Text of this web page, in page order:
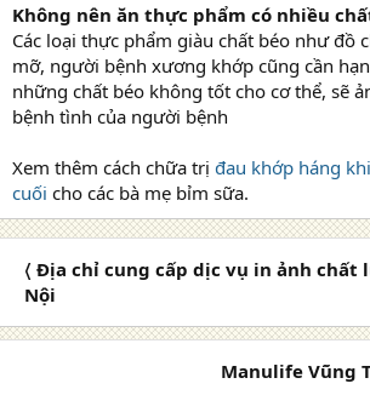
Không nên ăn thực phẩm có nhiều
Các loại thực phẩm giàu chất béo như đồ
mỡ, người bệnh xương khớp cũng cần
những chất béo không tốt cho cơ thể, sẽ
bệnh tình của người bệnh
Xem thêm cách chữa trị đau khớp háng
cuối cho các bà mẹ bỉm sữa.
〈 Địa chỉ cung cấp dịc vụ in ảnh
Nội
Manulife Vũng